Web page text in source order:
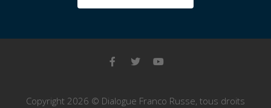
Copyright 2026 © Dialogue Franco Russe, tous droits